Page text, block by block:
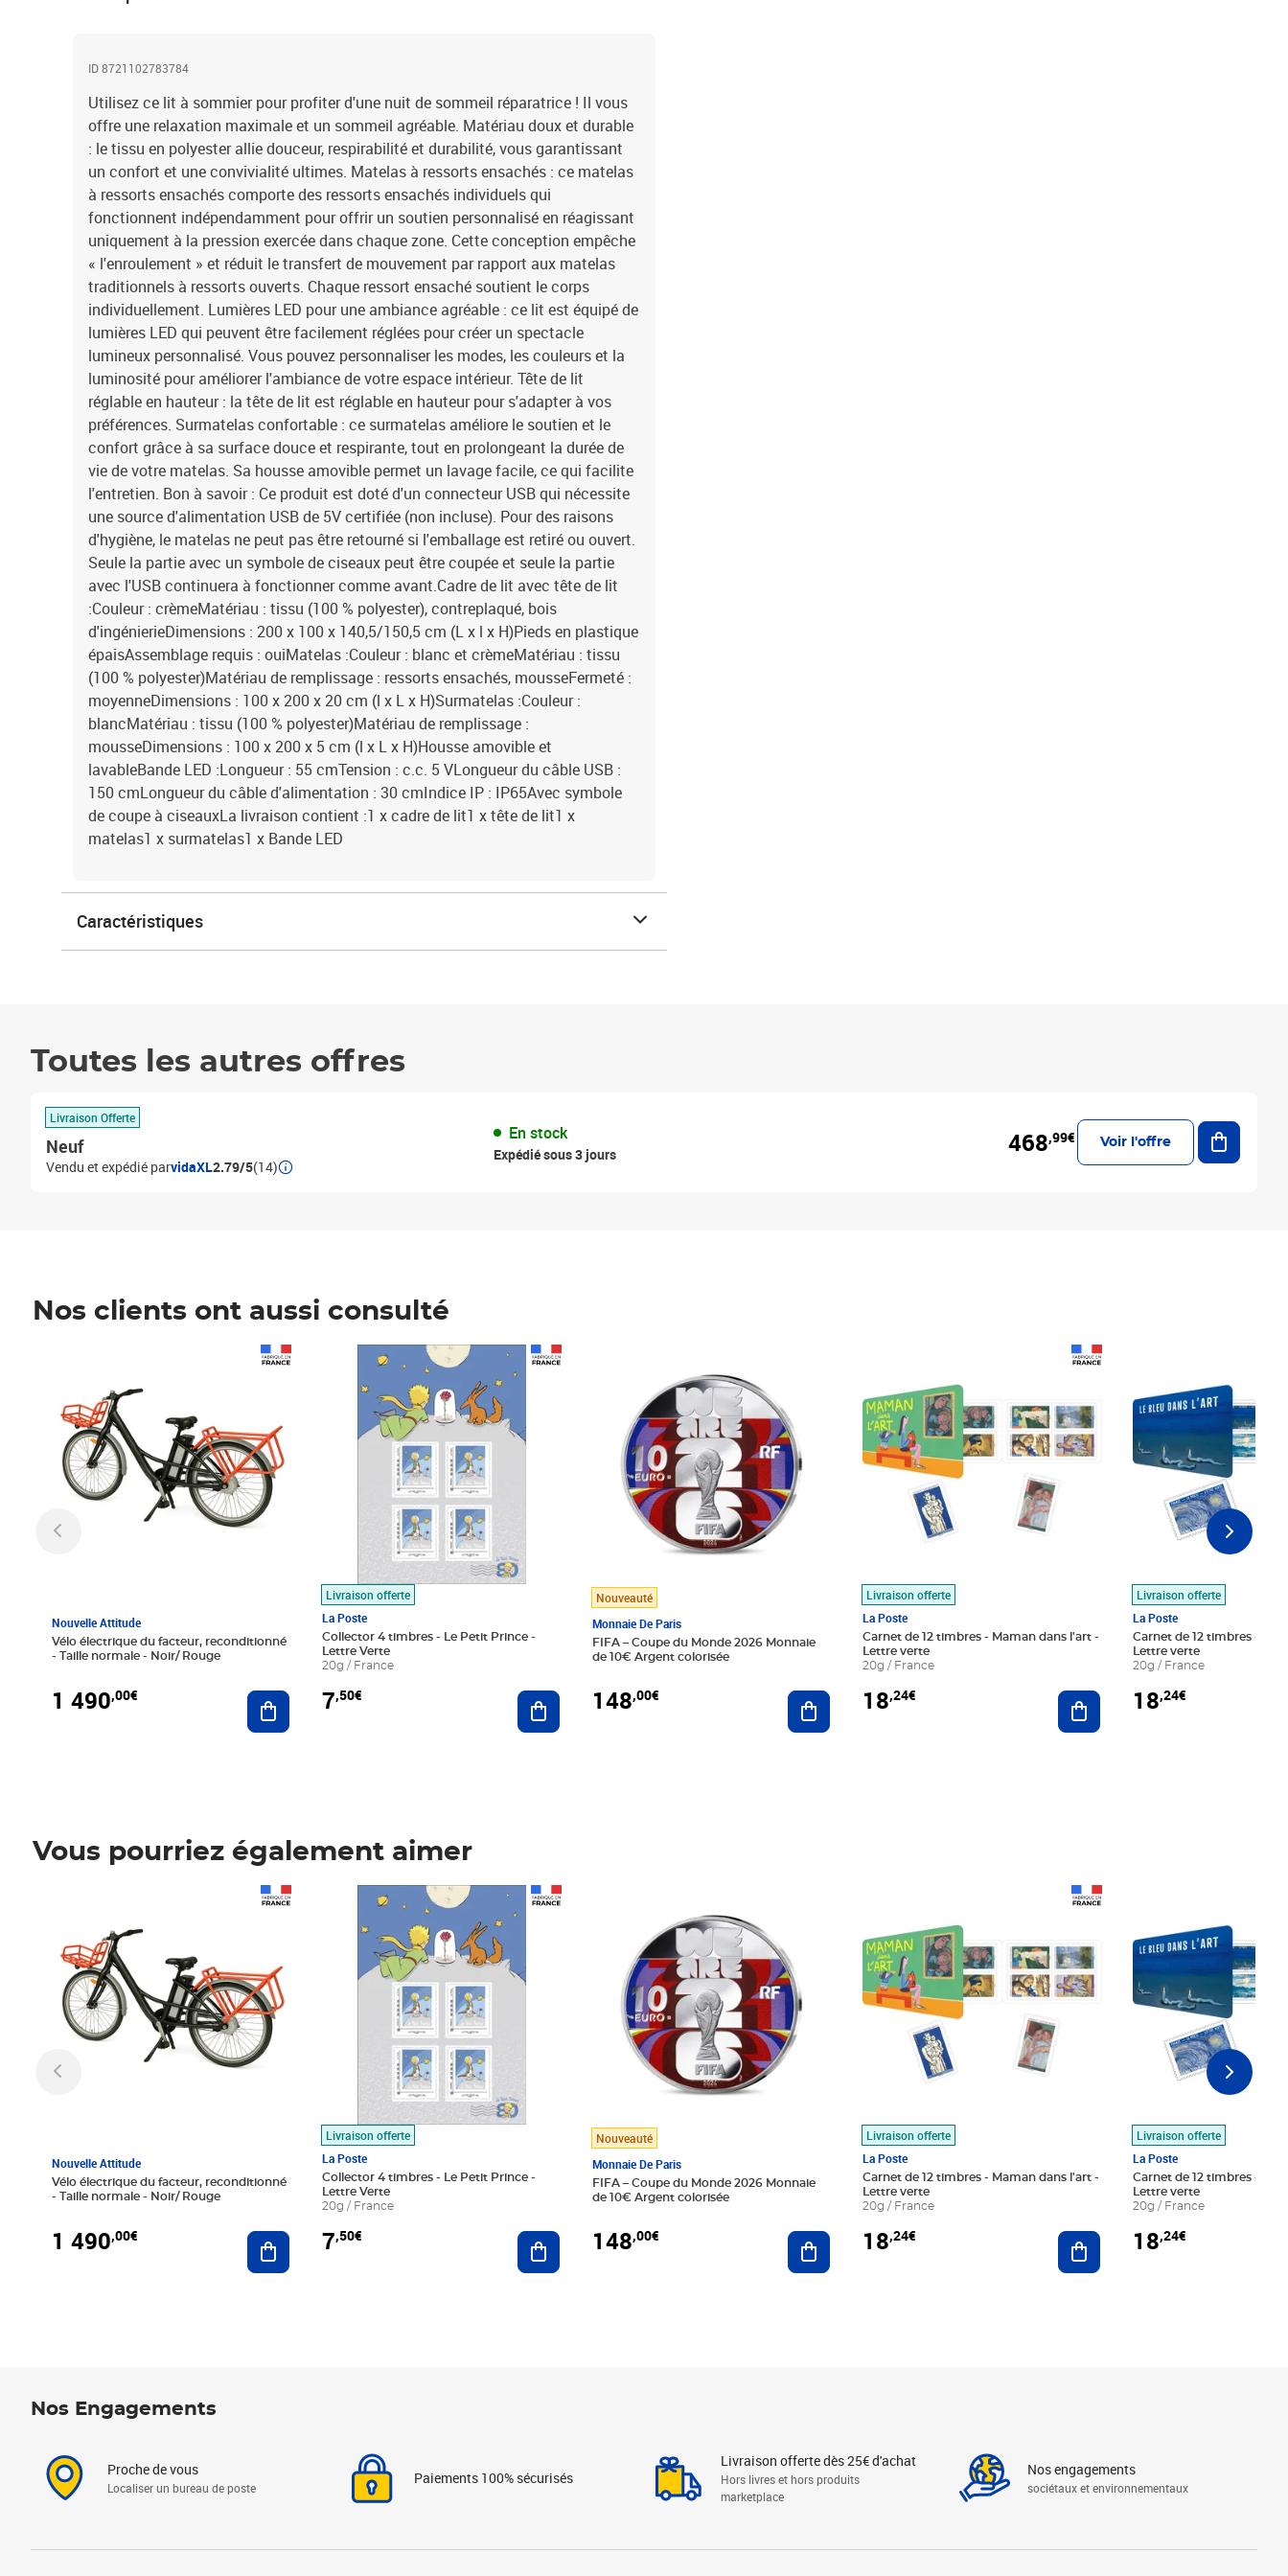
ID 8721102783784
Utilisez ce lit à sommier pour profiter d'une nuit de sommeil réparatrice ! Il vous
offre une relaxation maximale et un sommeil agréable. Matériau doux et durable
: le tissu en polyester allie douceur, respirabilité et durabilité, vous garantissant
un confort et une convivialité ultimes. Matelas à ressorts ensachés : ce matelas
à ressorts ensachés comporte des ressorts ensachés individuels qui
fonctionnent indépendamment pour offrir un soutien personnalisé en réagissant
uniquement à la pression exercée dans chaque zone. Cette conception empêche
« l'enroulement » et réduit le transfert de mouvement par rapport aux matelas
traditionnels à ressorts ouverts. Chaque ressort ensaché soutient le corps
individuellement. Lumières LED pour une ambiance agréable : ce lit est équipé de
lumières LED qui peuvent être facilement réglées pour créer un spectacle
lumineux personnalisé. Vous pouvez personnaliser les modes, les couleurs et la
luminosité pour améliorer l'ambiance de votre espace intérieur. Tête de lit
réglable en hauteur : la tête de lit est réglable en hauteur pour s'adapter à vos
préférences. Surmatelas confortable : ce surmatelas améliore le soutien et le
confort grâce à sa surface douce et respirante, tout en prolongeant la durée de
vie de votre matelas. Sa housse amovible permet un lavage facile, ce qui facilite
l'entretien. Bon à savoir : Ce produit est doté d'un connecteur USB qui nécessite
une source d'alimentation USB de 5V certifiée (non incluse). Pour des raisons
d'hygiène, le matelas ne peut pas être retourné si l'emballage est retiré ou ouvert.
Seule la partie avec un symbole de ciseaux peut être coupée et seule la partie
avec l'USB continuera à fonctionner comme avant.Cadre de lit avec tête de lit
:Couleur : crèmeMatériau : tissu (100 % polyester), contreplaqué, bois
d'ingénierieDimensions : 200 x 100 x 140,5/150,5 cm (L x l x H)Pieds en plastique
épaisAssemblage requis : ouiMatelas :Couleur : blanc et crèmeMatériau : tissu
(100 % polyester)Matériau de remplissage : ressorts ensachés, mousseFermeté :
moyenneDimensions : 100 x 200 x 20 cm (l x L x H)Surmatelas :Couleur :
blancMatériau : tissu (100 % polyester)Matériau de remplissage :
mousseDimensions : 100 x 200 x 5 cm (l x L x H)Housse amovible et
lavableBande LED :Longueur : 55 cmTension : c.c. 5 VLongueur du câble USB :
150 cmLongueur du câble d'alimentation : 30 cmIndice IP : IP65Avec symbole
de coupe à ciseauxLa livraison contient :1 x cadre de lit1 x tête de lit1 x
matelas1 x surmatelas1 x Bande LED
Caractéristiques
Toutes les autres offres
Livraison Offerte
Neuf
Vendu et expédié parvidaXL2.79/5(14)
En stock
Expédié sous 3 jours 468,99€ Voir l'offre
Ajouter
Nos clients ont aussi consulté
Nouvelle Attitude
Vélo électrique du facteur, reconditionné
- Taille normale - Noir/ Rouge
1 490,00€ Ajouter au panier
Livraison offerte
La Poste
Collector 4 timbres - Le Petit Prince -
Lettre Verte
20g / France
7,50€
Prix 7,50€
Ajouter au panier
Nouveauté
Monnaie De Paris
FIFA – Coupe du Monde 2026 Monnaie
de 10€ Argent colorisée
148,00€ Ajouter au panier
Livraison offerte
La Poste
Carnet de 12 timbres - Maman dans l'art -
Lettre verte
20g / France
18,24€ Ajouter au panier
Livraison offerte
La Poste
Carnet de 12 timbres - Le
Lettre verte
20g / France
18,24€
Vous pourriez également aimer
Nouvelle Attitude
Vélo électrique du facteur, reconditionné
- Taille normale - Noir/ Rouge
1 490,00€ Ajouter au panier
Livraison offerte
La Poste
Collector 4 timbres - Le Petit Prince -
Lettre Verte
20g / France
7,50€
Prix 7,50€
Ajouter au panier
Nouveauté
Monnaie De Paris
FIFA – Coupe du Monde 2026 Monnaie
de 10€ Argent colorisée
148,00€ Ajouter au panier
Livraison offerte
La Poste
Carnet de 12 timbres - Maman dans l'art -
Lettre verte
20g / France
18,24€ Ajouter au panier
Livraison offerte
La Poste
Carnet de 12 timbres - Le
Lettre verte
20g / France
18,24€
Nos Engagements
Proche de vous
Localiser un bureau de poste
Paiements 100% sécurisés
Livraison offerte dès 25€ d'achat
Hors livres et hors produits
marketplace
Nos engagements
sociétaux et environnementaux